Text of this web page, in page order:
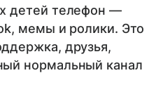
детей телефон —
мемы и ролики. Это
друзья,
нормальный канал